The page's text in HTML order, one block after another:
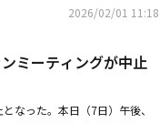
側は「法的判断だけを下して
の歴史の中で、これほど前例
はまた、「調停手続きが進行
ファンミーティングなど無理
出すことはできなかった」と
、この場でキム・グァンス代
束もつけ加えた。しかし「考
3ヶ月に縮めてくれれば活動
コーディング、制作を経て活
として摘発され、公演が中止と
ユ・ジュンウォンは最近、自
を日本で初めて開催すること
いう告知を掲載した。特に今
方法で進行しようとする行動
2026/02/01 11:18
ミーティングが中止
なった。本日（7日）午後、